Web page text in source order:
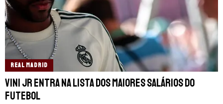
REAL MADRID
Vini Jr entra na lista dos maiores salários do
futebol